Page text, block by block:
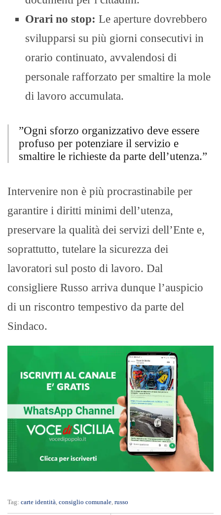
Orari no stop: Le aperture dovrebbero
svilupparsi su più giorni consecutivi in
orario continuato, avvalendosi di
personale rafforzato per smaltire la mole
di lavoro accumulata.
​”Ogni sforzo organizzativo deve essere
profuso per potenziare il servizio e
smaltire le richieste da parte dell’utenza.”
Intervenire non è più procrastinabile per
garantire i diritti minimi dell’utenza,
preservare la qualità dei servizi dell’Ente e,
soprattutto, tutelare la sicurezza dei
lavoratori sul posto di lavoro. Dal
consigliere Russo arriva dunque l’auspicio
di un riscontro tempestivo da parte del
Sindaco.
Tag: carte identità, consiglio comunale, russo